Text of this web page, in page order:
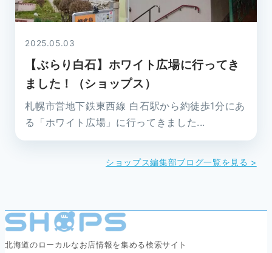
2025.05.03
【ぶらり白石】ホワイト広場に行ってき
ました！（ショップス）
札幌市営地下鉄東西線 白石駅から約徒歩1分にあ
る「ホワイト広場」に行ってきました...
ショップス編集部ブログ一覧を見る >
北海道のローカルなお店情報を集める検索サイト